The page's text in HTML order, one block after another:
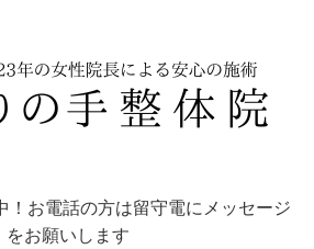
！お電話の方は留守電にメッセージ
をお願いします